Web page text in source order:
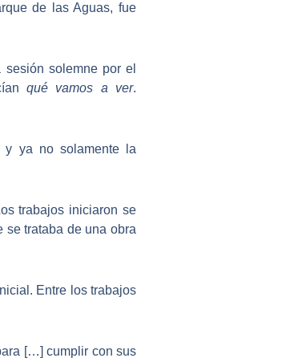
de las Aguas, fue
solemne por el
qué vamos a ver.
y ya no solamente la
trabajos iniciaron se
trataba de una obra
Entre los trabajos
[…] cumplir con sus